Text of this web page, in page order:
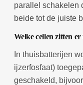
parallel schakelen
beide tot de juiste
Welke cellen zitten
In thuisbatterijen
ijzerfosfaat)
geschakeld,